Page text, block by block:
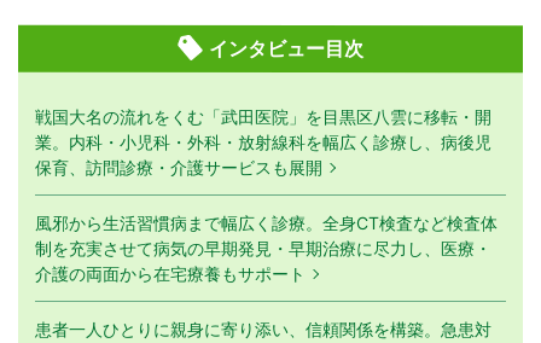
インタビュー目次
戦国大名の流れをくむ「武田医院」を目黒区八雲に移転・開
業。内科・小児科・外科・放射線科を幅広く診療し、病後児
保育、訪問診療・介護サービスも展開
風邪から生活習慣病まで幅広く診療。全身CT検査など検査体
制を充実させて病気の早期発見・早期治療に尽力し、医療・
介護の両面から在宅療養もサポート
患者一人ひとりに親身に寄り添い、信頼関係を構築。急患対